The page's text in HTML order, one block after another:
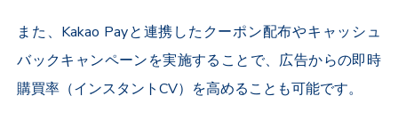
また、 Kakao Payと連携したクーポン配布やキャッシュ
バックキャンペーンを実施することで、広告からの即時
購買率（インスタントCV）を高めることも可能です。